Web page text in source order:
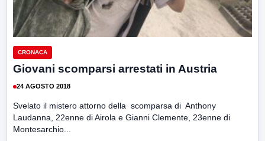
CRONACA
Giovani scomparsi arrestati in Austria
24 AGOSTO 2018
Svelato il mistero attorno della scomparsa di Anthony
Laudanna, 22enne di Airola e Gianni Clemente, 23enne di
Montesarchio...